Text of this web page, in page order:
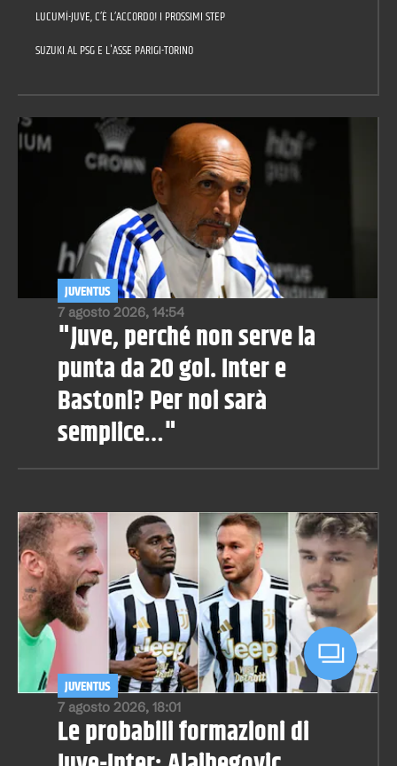
LUCUMÍ-JUVE, C’È L’ACCORDO! I PROSSIMI STEP
SUZUKI AL PSG E L'ASSE PARIGI-TORINO
7 agosto 2026, 14:54
JUVENTUS
"Juve, perché non serve la
punta da 20 gol. Inter e
Bastoni? Per noi sarà
semplice…"
7 agosto 2026, 18:01
JUVENTUS
Le probabili formazioni di